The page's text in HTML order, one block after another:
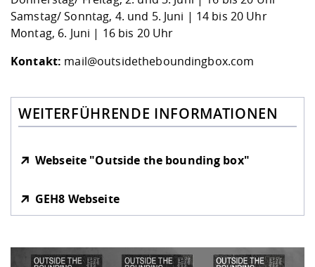
Samstag/ Sonntag, 4. und 5. Juni | 14 bis 20 Uhr
Montag, 6. Juni | 16 bis 20 Uhr
Kontakt: mail@outsidetheboundingbox.com
WEITERFÜHRENDE INFORMATIONEN
Webseite "Outside the bounding box"
GEH8 Webseite